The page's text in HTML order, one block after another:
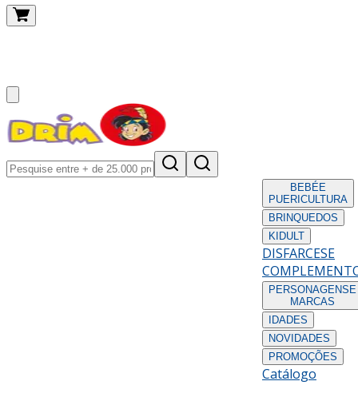
BEBÉE
PUERICULTURA
BRINQUEDOS
KIDULT
DISFARCESE
PERSONAGENS E
MARCAS
IDADES
NOVIDADES
PROMOÇÕES
Catálogo